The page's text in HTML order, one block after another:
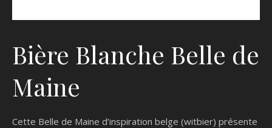
Bière Blanche Belle de
Maine
Cette Belle de Maine d’inspiration belge (witbier) présente